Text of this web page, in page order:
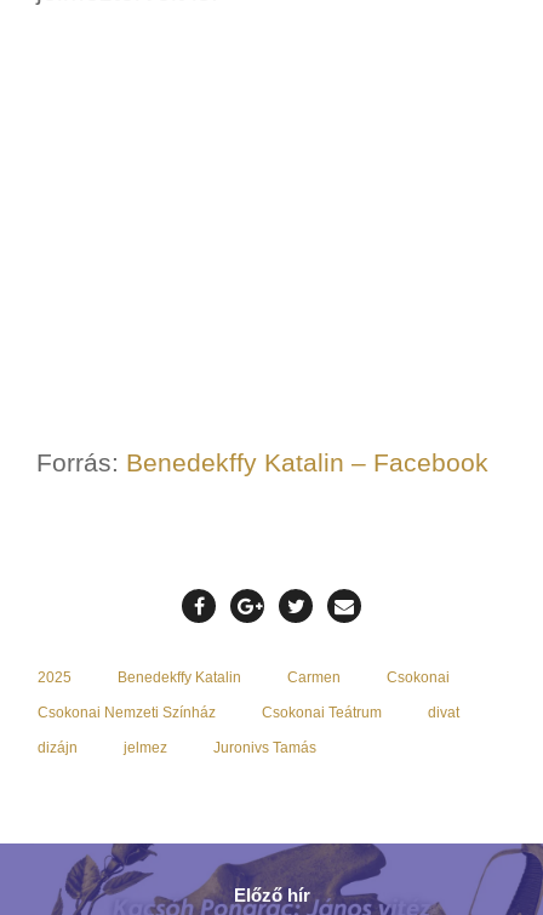
Forrás: Benedekffy Katalin – Facebook
2025 Benedekffy Katalin Carmen Csokonai
Csokonai Nemzeti Színház Csokonai Teátrum divat
dizájn jelmez Juronivs Tamás
Előző hír